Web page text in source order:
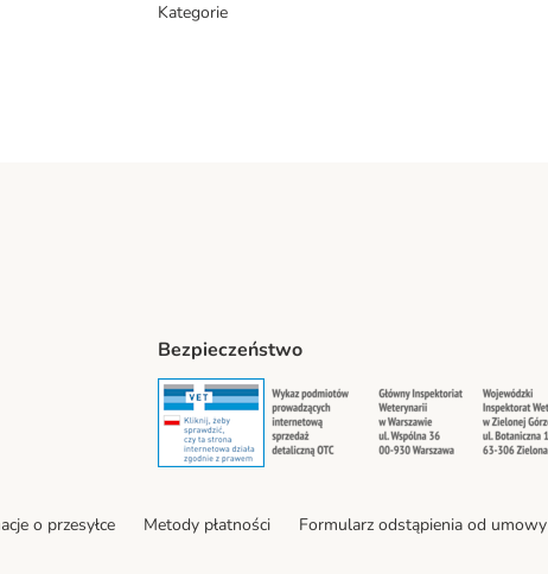
Kategorie
Method
Bezpieczeństwo
Security Security Security
o przesyłce Metody płatności Formularz odstąpienia od umowy